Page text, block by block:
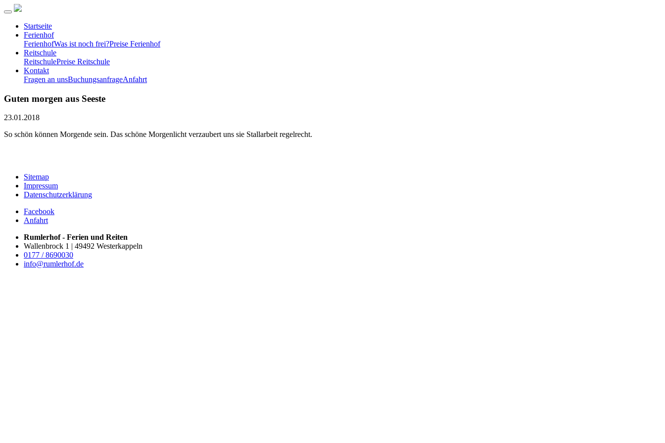
Startseite
Ferienhof
FerienhofWas ist noch frei?Preise Ferienhof
Reitschule
ReitschulePreise Reitschule
Kontakt
Fragen an unsBuchungsanfrageAnfahrt
Guten morgen aus Seeste
23.01.2018
So schön können Morgende sein. Das schöne Morgenlicht verzaubert uns sie Stallarbeit regelrecht.
Sitemap
Impressum
Datenschutzerklärung
Facebook
Anfahrt
Rumlerhof - Ferien und Reiten
Wallenbrock 1 | 49492 Westerkappeln
0177 / 8690030
info@rumlerhof.de